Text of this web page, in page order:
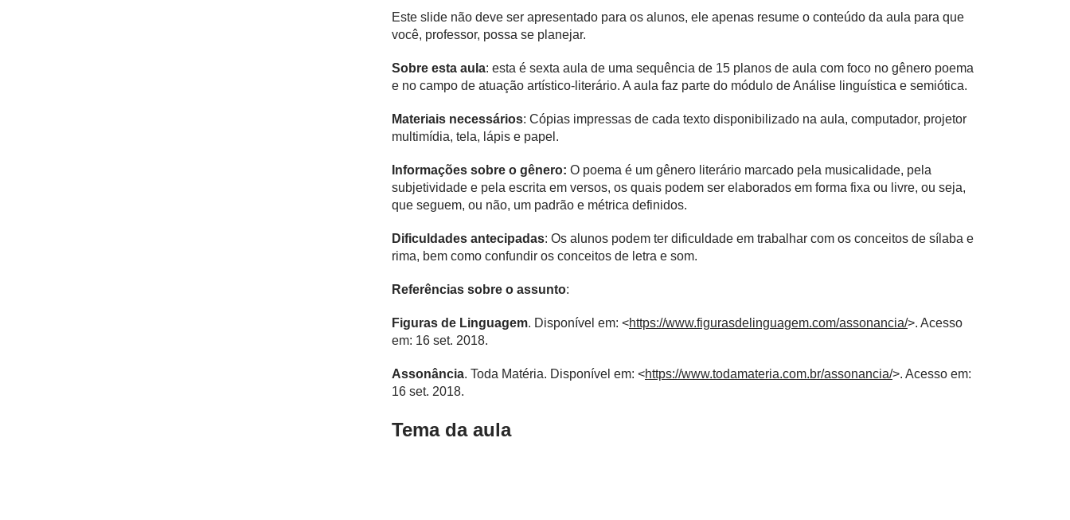
Este slide não deve ser apresentado para os alunos, ele apenas resume o conteúdo da aula para que
você, professor, possa se planejar.
Sobre esta aula: esta é sexta aula de uma sequência de 15 planos de aula com foco no gênero poema
e no campo de atuação artístico-literário. A aula faz parte do módulo de Análise linguística e semiótica.
Materiais necessários: Cópias impressas de cada texto disponibilizado na aula, computador, projetor
multimídia, tela, lápis e papel.
Informações sobre o gênero: O poema é um gênero literário marcado pela musicalidade, pela
subjetividade e pela escrita em versos, os quais podem ser elaborados em forma fixa ou livre, ou seja,
que seguem, ou não, um padrão e métrica definidos.
Dificuldades antecipadas: Os alunos podem ter dificuldade em trabalhar com os conceitos de sílaba e
rima, bem como confundir os conceitos de letra e som.
Referências sobre o assunto:
Figuras de Linguagem. Disponível em: <https://www.figurasdelinguagem.com/assonancia/>. Acesso
em: 16 set. 2018.
Assonância. Toda Matéria. Disponível em: <https://www.todamateria.com.br/assonancia/>. Acesso em:
16 set. 2018.
Tema da aula